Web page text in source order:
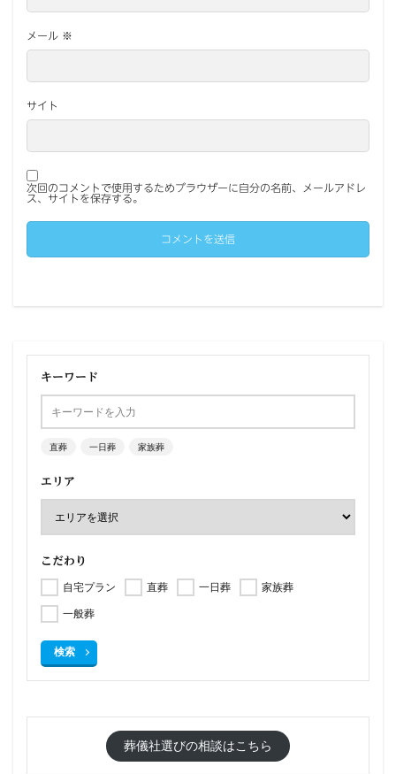
メール ※
サイト
次回のコメントで使用するためブラウザーに自分の名前、メールアドレ
ス、サイトを保存する。
キーワード
直葬 一日葬 家族葬
エリア
こだわり
自宅プラン 直葬 一日葬
家族葬
一般葬
検索
葬儀社選びの相談はこちら